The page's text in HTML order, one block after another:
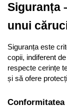
Siguranța
unui
Siguranța este
copii, indiferent
respecte cerințe
și să ofere
Conformitatea